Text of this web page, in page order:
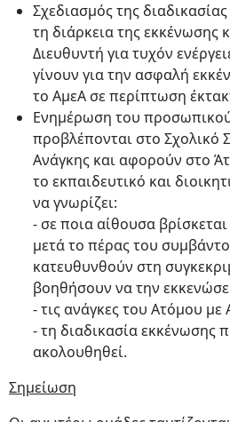
Σχεδιασμός της
τη διάρκεια της εκκένωσης
Διευθυντή για τυχόν
γίνουν για την ασφαλή
το ΑμεΑ σε περίπτωση
Ενημέρωση του προσωπικού
προβλέπονται στο Σχολικό
Ανάγκης και αφορούν στο
το εκπαιδευτικό και
να γνωρίζει:
- σε ποια αίθουσα
μετά το πέρας του
κατευθυνθούν στη
βοηθήσουν να την
- τις ανάγκες του Ατόμου με
- τη διαδικασία εκκένωσης
ακολουθηθεί.
Σημείωση